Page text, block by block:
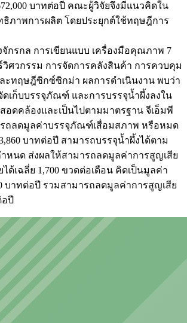
บาทต่อปี คณะผู้วิจัยจึงมีแนวคิดใน
ธิภาพการผลิต โดยประยุกต์ใช้ทฤษฎีการ
จักรกล การเขียนแบบ เครื่องมือคุณภาพ 7
วิศวกรรม การจัดการคลังสินค้า การควบคุม
ะทฤษฎีซิกซ์ซิกม่า ผลการดำเนินงาน พบว่า
ดเก็บบรรจุภัณฑ์ และการบรรจุน้ำผึ้งลงใน
ดคล้องและเป็นไปตามมาตรฐาน จีเอ็มพี
รถลดมูลค่าบรรจุภัณฑ์เสื่อมสภาพ หรือหมด
บาทต่อปี สามารถบรรจุน้ำผึ้งได้ตาม
หนด ส่งผลให้สามารถลดมูลค่าการสูญเสีย
ด้เฉลี่ย 1,700 ขวดต่อเดือน คิดเป็นมูลค่า
บาทต่อปี รวมสามารถลดมูลค่าการสูญเสีย
อปี